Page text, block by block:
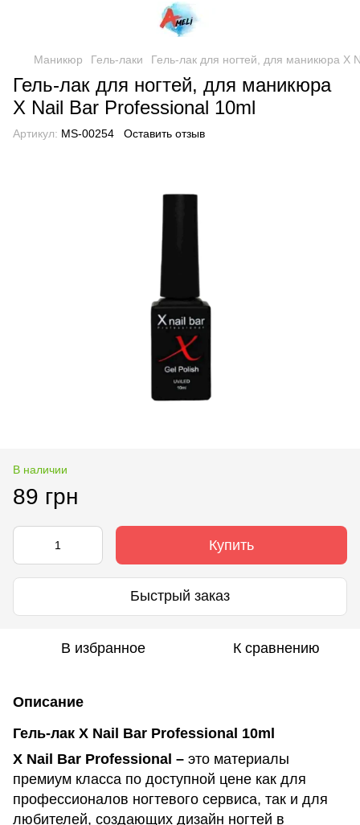
Маникюр Гель-лаки Гель-лак для ногтей, для маникюра X
Гель-лак для ногтей, для маникюра
X Nail Bar Professional 10ml
Артикул: MS-00254 Оставить отзыв
В наличии
89 грн
Купить
Быстрый заказ
В избранное К сравнению
Описание
Гель-лак X Nail Bar Professional 10ml
X Nail Bar Professional – это материалы
премиум класса по доступной цене как для
профессионалов ногтевого сервиса, так и для
любителей, создающих дизайн ногтей в